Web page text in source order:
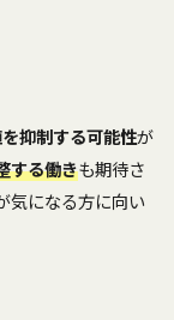
抑制する可能性が
する働きも期待さ
気になる方に向い